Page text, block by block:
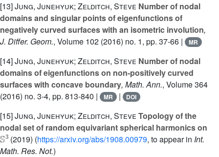
[13]Jung, Junehyuk; Zelditch, Steve Number of nodal
domains and singular points of eigenfunctions of
negatively curved surfaces with an isometric involution,
J. Differ. Geom., Volume 102 (2016) no. 1, pp. 37-66 | MR
[14]Jung, Junehyuk; Zelditch, Steve Number of nodal
domains of eigenfunctions on non-positively curved
surfaces with concave boundary, Math. Ann., Volume 364
(2016) no. 3-4, pp. 813-840 |
MR | DOI
[15]Jung, Junehyuk; Zelditch, Steve Topology of the
nodal set of random equivariant spherical harmonics on
𝕊3
(2019) (https://arxiv.org/abs/1908.00979, to appear in Int.
Math. Res. Not.)